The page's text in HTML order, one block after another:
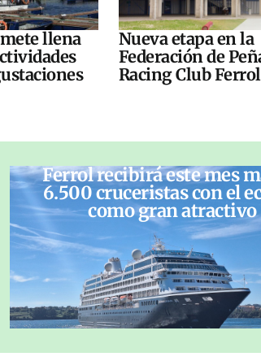
llena
Nueva etapa en la
Federación de
Racing Club Ferrol
Ferrol recibirá este mes
6.500 cruceristas con el
como gran atractivo